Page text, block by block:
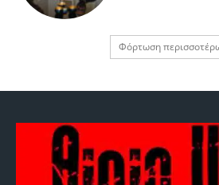
Φόρτωση